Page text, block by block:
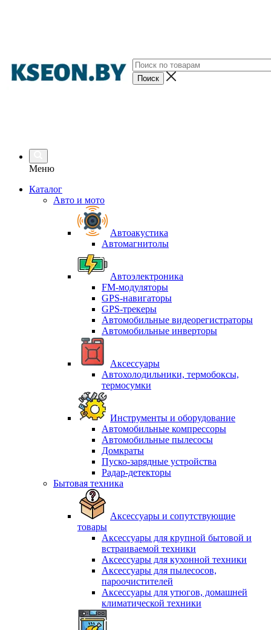
Меню
Каталог
Авто и мото
Автоакустика
Автомагнитолы
Автоэлектроника
FM-модуляторы
GPS-навигаторы
GPS-трекеры
Автомобильные видеорегистраторы
Автомобильные инверторы
Аксессуары
Автохолодильники, термобоксы,
термосумки
Инструменты и оборудование
Автомобильные компрессоры
Автомобильные пылесосы
Домкраты
Пуско-зарядные устройства
Радар-детекторы
Бытовая техника
Аксессуары и сопутствующие
товары
Аксессуары для крупной бытовой и
встраиваемой техники
Аксессуары для кухонной техники
Аксессуары для пылесосов,
пароочистителей
Аксессуары для утюгов, домашней
климатической техники